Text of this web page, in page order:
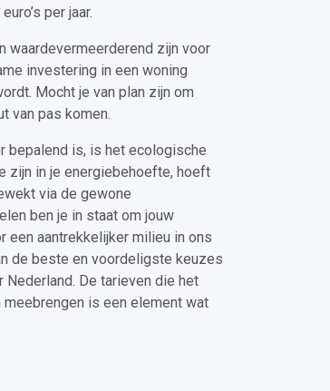
per jaar.
waardevermeerderend zijn voor
investering in een woning
Mocht je van plan zijn om
van pas komen.
bepalend is, is het ecologische
zijn in je energiebehoefte, hoeft
via de gewone
ben je in staat om jouw
een aantrekkelijker milieu in ons
de beste en voordeligste keuzes
Nederland. De tarieven die het
is een element wat